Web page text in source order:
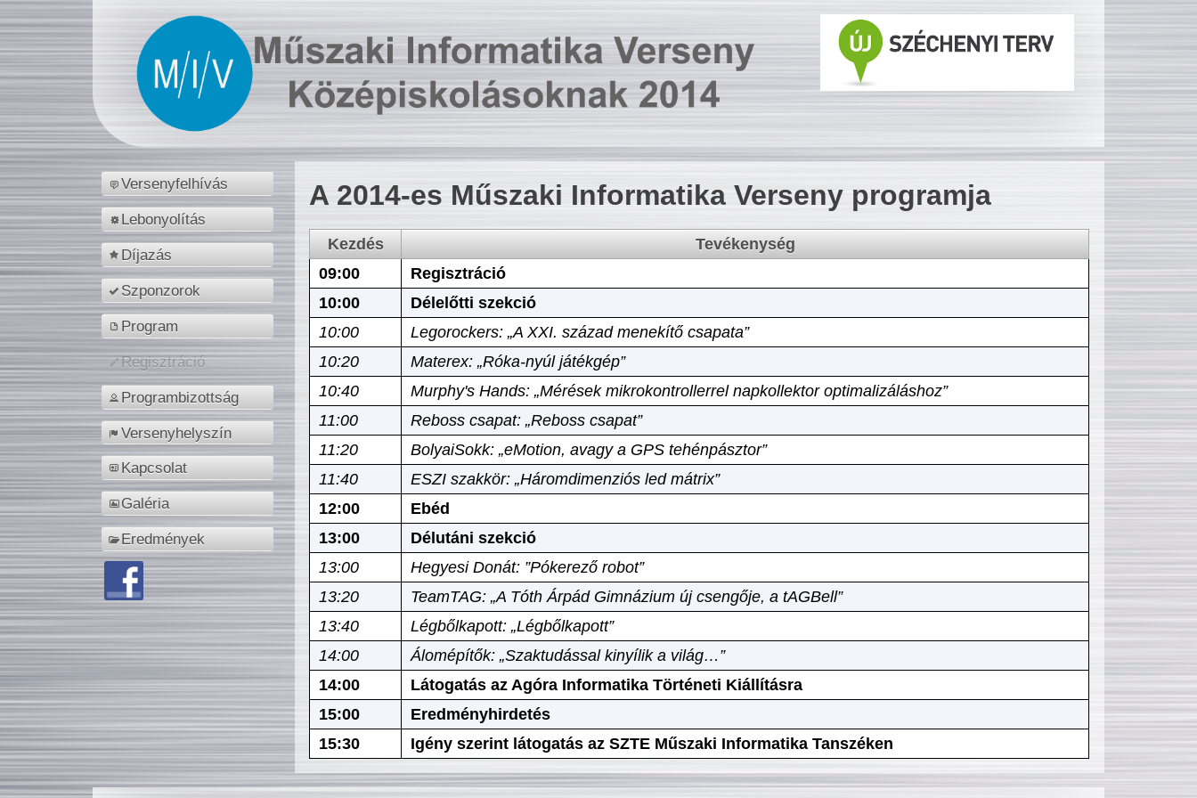
Versenyfelhívás
Lebonyolítás
Díjazás
Szponzorok
Program
Regisztráció
Programbizottság
Versenyhelyszín
Kapcsolat
Galéria
Eredmények
A 2014-es Műszaki Informatika Verseny programja
Kezdés
Tevékenység
09:00
Regisztráció
10:00
Délelőtti szekció
10:00
Legorockers: „A XXI. század menekítő csapata”
10:20
Materex: „Róka-nyúl játékgép”
10:40
Murphy's Hands: „Mérések mikrokontrollerrel napkollektor optimalizáláshoz”
11:00
Reboss csapat: „Reboss csapat”
11:20
BolyaiSokk: „eMotion, avagy a GPS tehénpásztor”
11:40
ESZI szakkör: „Háromdimenziós led mátrix”
12:00
Ebéd
13:00
Délutáni szekció
13:00
Hegyesi Donát: ”Pókerező robot”
13:20
TeamTAG: „A Tóth Árpád Gimnázium új csengője, a tAGBell”
13:40
Légbőlkapott: „Légbőlkapott”
14:00
Álomépítők: „Szaktudással kinyílik a világ…”
14:00
Látogatás az Agóra Informatika Történeti Kiállításra
15:00
Eredményhirdetés
15:30
Igény szerint látogatás az SZTE Műszaki Informatika Tanszéken